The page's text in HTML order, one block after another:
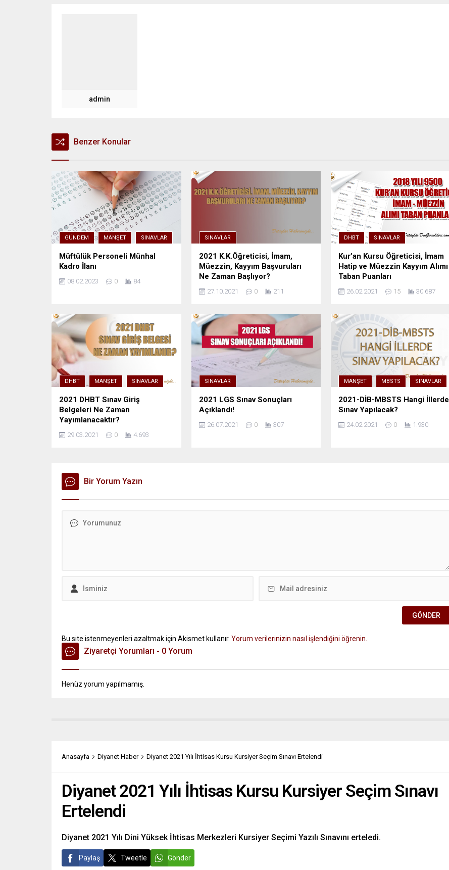
admin
Benzer Konular
GÜNDEM MANŞET SINAVLAR
Müftülük Personeli Münhal
Kadro İlanı
08.02.2023 0 84
SINAVLAR
2021 K.K.Öğreticisi, İmam,
Müezzin, Kayyım Başvuruları
Ne Zaman Başlıyor?
27.10.2021 0 211
DHBT SINAVLAR
Kur’an Kursu Öğreticisi, İmam
Hatip ve Müezzin Kayyım Alımı
Taban Puanları
26.02.2021 15 30.687
DHBT MANŞET SINAVLAR
2021 DHBT Sınav Giriş
Belgeleri Ne Zaman
Yayımlanacaktır?
29.03.2021 0 4.693
SINAVLAR
2021 LGS Sınav Sonuçları
Açıklandı!
26.07.2021 0 307
MANŞET MBSTS SINAVLAR
2021-DİB-MBSTS Hangi İllerde
Sınav Yapılacak?
24.02.2021 0 1.930
Bir Yorum Yazın
Bu site istenmeyenleri azaltmak için Akismet kullanır. Yorum verilerinizin nasıl işlendiğini öğrenin.
Ziyaretçi Yorumları - 0 Yorum
Henüz yorum yapılmamış.
Anasayfa Diyanet Haber Diyanet 2021 Yılı İhtisas Kursu Kursiyer Seçim Sınavı Ertelendi
Diyanet 2021 Yılı İhtisas Kursu Kursiyer Seçim Sınavı
Ertelendi
Diyanet 2021 Yılı Dini Yüksek İhtisas Merkezleri Kursiyer Seçimi Yazılı Sınavını erteledi.
Paylaş Tweetle Gönder